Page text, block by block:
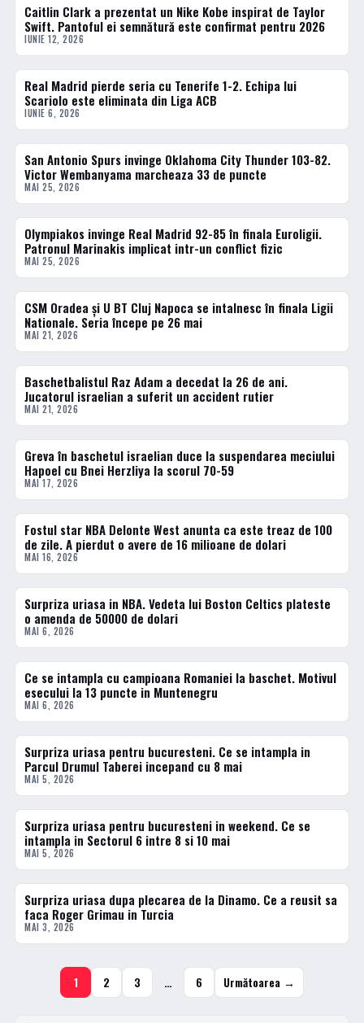
BASCHET
Caitlin Clark a prezentat un Nike Kobe inspirat de Taylor
Swift. Pantoful ei semnătură este confirmat pentru 2026
IUNIE 12, 2026
BASCHET
Real Madrid pierde seria cu Tenerife 1-2. Echipa lui
Scariolo este eliminata din Liga ACB
IUNIE 6, 2026
BASCHET
San Antonio Spurs invinge Oklahoma City Thunder 103-82.
Victor Wembanyama marcheaza 33 de puncte
MAI 25, 2026
BASCHET
Olympiakos invinge Real Madrid 92-85 în finala Euroligii.
Patronul Marinakis implicat intr-un conflict fizic
MAI 25, 2026
BASCHET
CSM Oradea și U BT Cluj Napoca se intalnesc în finala Ligii
Nationale. Seria începe pe 26 mai
MAI 21, 2026
BASCHET
Baschetbalistul Raz Adam a decedat la 26 de ani.
Jucatorul israelian a suferit un accident rutier
MAI 21, 2026
BASCHET
Greva în baschetul israelian duce la suspendarea meciului
Hapoel cu Bnei Herzliya la scorul 70-59
MAI 17, 2026
BASCHET
Fostul star NBA Delonte West anunta ca este treaz de 100
de zile. A pierdut o avere de 16 milioane de dolari
MAI 16, 2026
BASCHET
Surpriza uriasa in NBA. Vedeta lui Boston Celtics plateste
o amenda de 50000 de dolari
MAI 6, 2026
BASCHET
Ce se intampla cu campioana Romaniei la baschet. Motivul
esecului la 13 puncte in Muntenegru
MAI 6, 2026
BASCHET
Surpriza uriasa pentru bucuresteni. Ce se intampla in
Parcul Drumul Taberei incepand cu 8 mai
MAI 5, 2026
BASCHET
Surpriza uriasa pentru bucuresteni in weekend. Ce se
intampla in Sectorul 6 intre 8 si 10 mai
MAI 5, 2026
BASCHET
Surpriza uriasa dupa plecarea de la Dinamo. Ce a reusit sa
faca Roger Grimau in Turcia
MAI 3, 2026
1 2 3 … 6 Următoarea →